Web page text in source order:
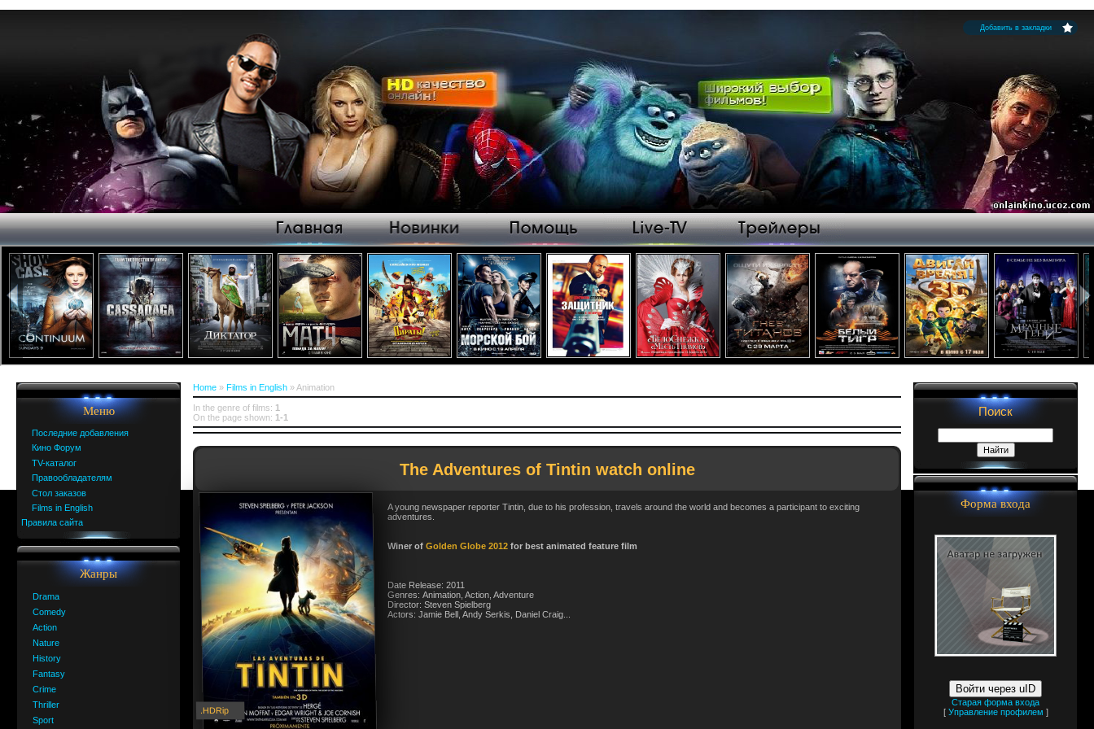
Добавить в закладки
Меню
Последние добавления
Кино Форум
TV-каталог
Правообладателям
Стол заказов
Films in English
Правила сайта
Жанры
Drama
Comedy
Action
Nature
History
Fantasy
Crime
Thriller
Sport
Home » Films in English » Animation
In the genre of films: 1
On the page shown: 1-1
The Adventures of Tintin watch online
.HDRip
A young newspaper reporter Tintin, due to his profession, travels around the world and becomes a participant to exciting
adventures.
Winer of Golden Globe 2012 for best animated feature film
Date Release: 2011
Genres: Animation, Action, Adventure
Director: Steven Spielberg
Actors: Jamie Bell, Andy Serkis, Daniel Craig...
Поиск
Форма входа
Войти через uID
Старая форма входа
[ Управление профилем ]